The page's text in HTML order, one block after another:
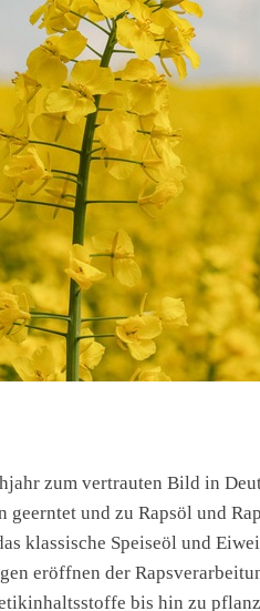
zum vertrauten Bild in
und zu Rapsöl und
klassische Speiseöl und
eröffnen der
bis hin zu